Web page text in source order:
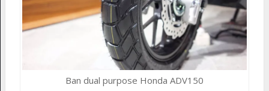
Ban dual purpose Honda ADV150